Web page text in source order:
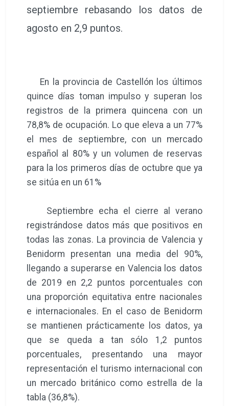
septiembre rebasando los datos de
agosto en 2,9 puntos.
En la provincia de Castellón los últimos
quince días toman impulso y superan los
registros de la primera quincena con un
78,8% de ocupación. Lo que eleva a un 77%
el mes de septiembre, con un mercado
español al 80% y un volumen de reservas
para la los primeros días de octubre que ya
se sitúa en un 61%
Septiembre echa el cierre al verano
registrándose datos más que positivos en
todas las zonas. La provincia de Valencia y
Benidorm presentan una media del 90%,
llegando a superarse en Valencia los datos
de 2019 en 2,2 puntos porcentuales con
una proporción equitativa entre nacionales
e internacionales. En el caso de Benidorm
se mantienen prácticamente los datos, ya
que se queda a tan sólo 1,2 puntos
porcentuales, presentando una mayor
representación el turismo internacional con
un mercado británico como estrella de la
tabla (36,8%).